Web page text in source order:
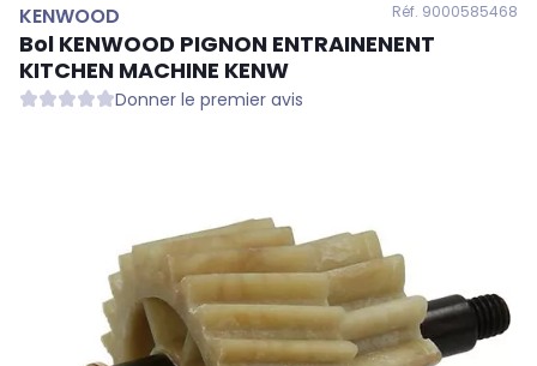
KENWOOD Réf. 9000585468
Bol KENWOOD PIGNON ENTRAINENENT
KITCHEN MACHINE KENW
Donner le premier avis